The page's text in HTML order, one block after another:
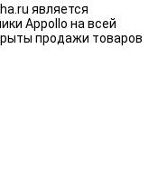
является
Appollo на всей
продажи товаров